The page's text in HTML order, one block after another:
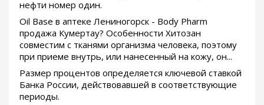
нефти номер один.
Oil Base в аптеке Лениногорск - Body Pharm
продажа Кумертау? Особенности Хитозан
совместим с тканями организма человека, поэтому
при приеме внутрь, или нанесенный на кожу, он...
Размер процентов определяется ключевой ставкой
Банка России, действовавшей в соответствующие
периоды.